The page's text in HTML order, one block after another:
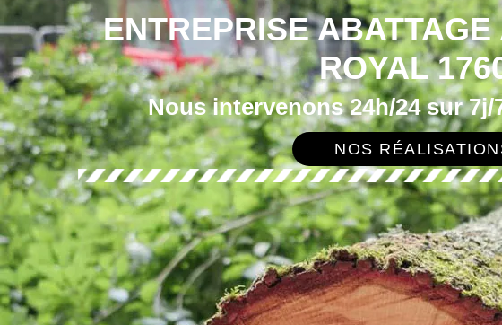
ENTREPRISE
ROYAL
Nous intervenons 24h/24 sur
NOS